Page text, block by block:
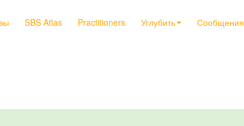
SBS Atlas Practitioners Углубить Сообщения